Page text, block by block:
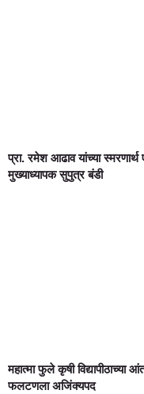
प्रा. रमेश आढाव यांच्या स्मरणार्थ
मुख्याध्यापक सुपुत्र बंडी
महात्मा फुले कृषी विद्यापीठाच्या
फलटणला अजिंक्यपद